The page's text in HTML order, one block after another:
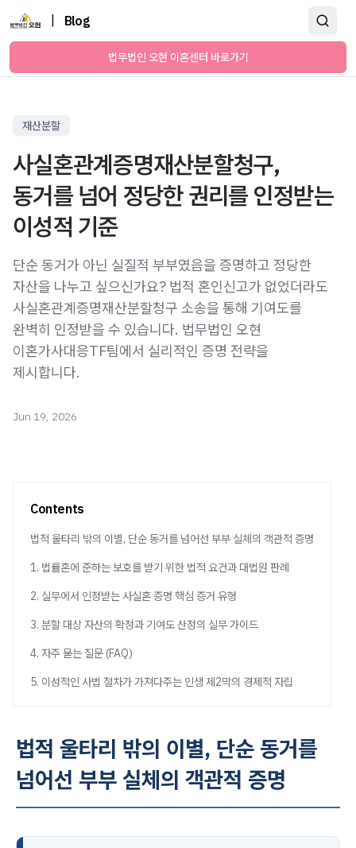
Blog
법무법인 오현 이혼센터 바로가기
재산분할
사실혼관계증명재산분할청구,
동거를 넘어 정당한 권리를 인정받는
이성적 기준
단순 동거가 아닌 실질적 부부였음을 증명하고 정당한
자산을 나누고 싶으신가요? 법적 혼인신고가 없었더라도
사실혼관계증명재산분할청구 소송을 통해 기여도를
완벽히 인정받을 수 있습니다. 법무법인 오현
이혼가사대응TF팀에서 실리적인 증명 전략을
제시합니다.
Jun 19, 2026
Contents
법적 울타리 밖의 이별, 단순 동거를 넘어선 부부 실체의 객관적 증명
1. 법률혼에 준하는 보호를 받기 위한 법적 요건과 대법원 판례
2. 실무에서 인정받는 사실혼 증명 핵심 증거 유형
3. 분할 대상 자산의 확정과 기여도 산정의 실무 가이드
4. 자주 묻는 질문 (FAQ)
5. 이성적인 사법 절차가 가져다주는 인생 제2막의 경제적 자립
법적 울타리 밖의 이별, 단순 동거를
넘어선 부부 실체의 객관적 증명